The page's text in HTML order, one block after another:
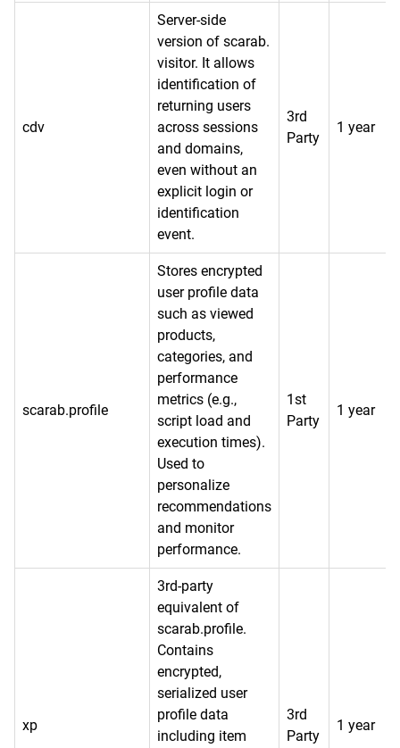
cdv
Server-side
version of scarab.
visitor. It allows
identification of
returning users
across sessions
and domains,
even without an
explicit login or
identification
event.
3rd
Party
1 year
scarab.profile
Stores encrypted
user profile data
such as viewed
products,
categories, and
performance
metrics (e.g.,
script load and
execution times).
Used to
personalize
recommendations
and monitor
performance.
1st
Party
1 year
xp
3rd-party
equivalent of
scarab.profile.
Contains
encrypted,
serialized user
profile data
including item
3rd
Party
1 year